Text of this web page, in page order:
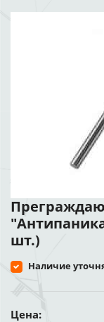
шт.)
Наличие
Цена: